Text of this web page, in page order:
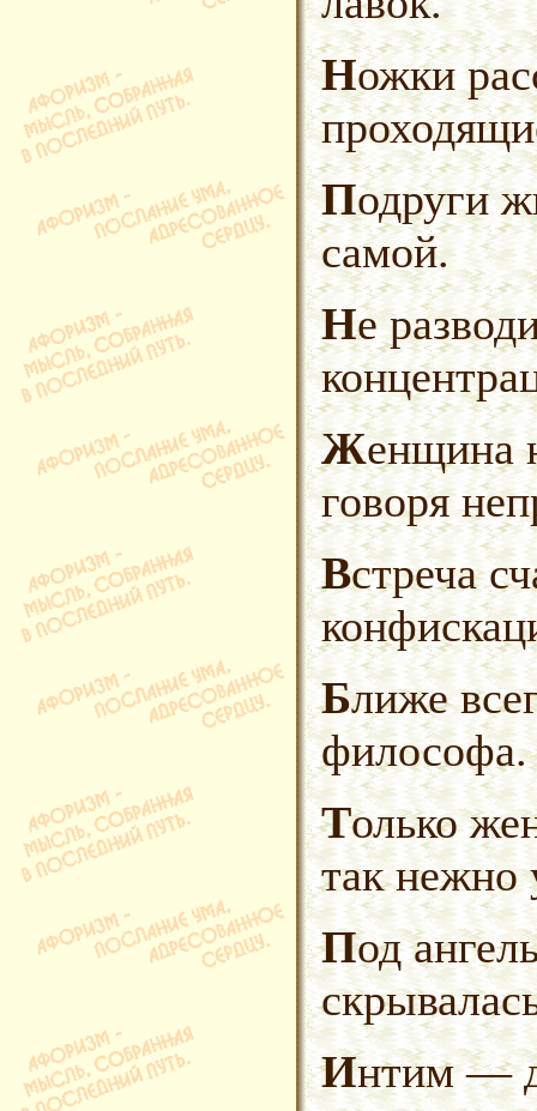
Ножки рассматривал, как
Подруги жизни приятнее ее
самой.
Не разводи женщин до
Женщина никогда не обманывает,
говоря
Встреча счастья сопровождалась
Ближе всего к истине — жена
философа.
Только женские руки могут
так нежно
Под ангельскими чертами
Интим —